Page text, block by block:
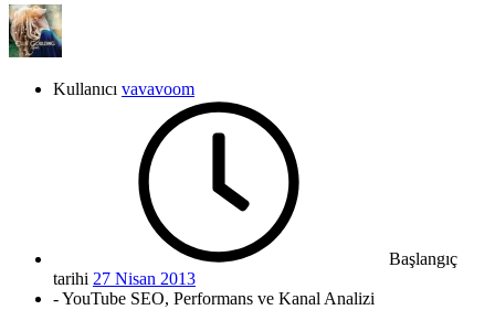
Kullanıcı vavavoom
Başlangıç
tarihi 27 Nisan 2013
- YouTube SEO, Performans ve Kanal Analizi